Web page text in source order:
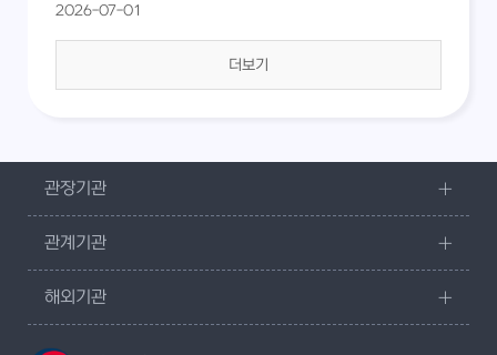
2026-07-01
더보기
관장기관
관계기관
해외기관